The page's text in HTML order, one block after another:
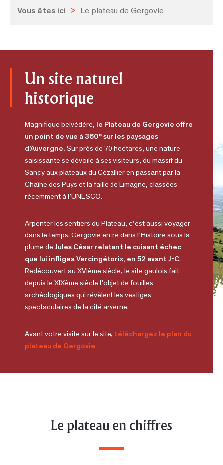
Vous êtes ici > Le plateau de Gergovie
Un site naturel
historique
Magnifique belvédère, le Plateau de Gergovie offre
un point de vue à 360° sur les paysages
d’Auvergne. Sur près de 70 hectares, une nature
saisissante se dévoile à ses visiteurs, du massif du
Sancy aux plateaux du Cézallier en passant par la
Chaîne des Puys et la faille de Limagne, classées
récemment à l’UNESCO.
Arpenter les sentiers du Plateau, c’est aussi voyager
dans le temps. Gergovie entre dans l’Histoire sous la
plume de Jules César relatant le cuisant échec
que lui infligea Vercingétorix, en 52 avant J-C.
Redécouvert au XVIème siècle, le site gaulois fait
depuis le XIXème siècle l’objet de fouilles
archéologiques qui révèlent les vestiges
spectaculaires de la cité arverne.
Avant votre visite sur le site, téléchargez le plan du
plateau de Gergovie
Le plateau en chiffres